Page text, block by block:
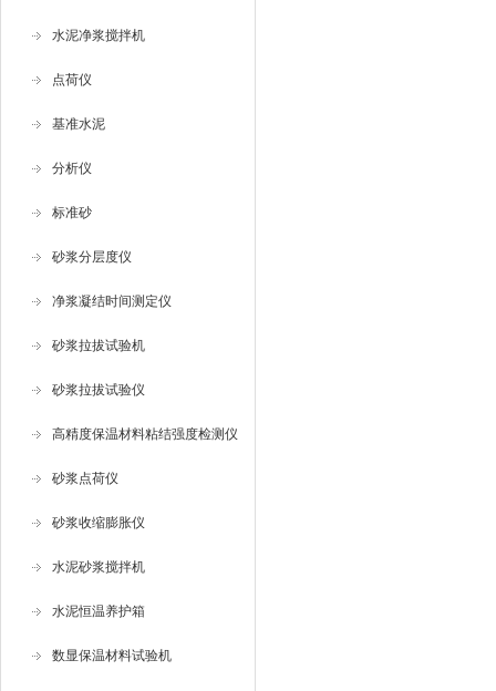
水泥净浆搅拌机
点荷仪
基准水泥
分析仪
标准砂
砂浆分层度仪
净浆凝结时间测定仪
砂浆拉拔试验机
砂浆拉拔试验仪
高精度保温材料粘结强度检测仪
砂浆点荷仪
砂浆收缩膨胀仪
水泥砂浆搅拌机
水泥恒温养护箱
数显保温材料试验机